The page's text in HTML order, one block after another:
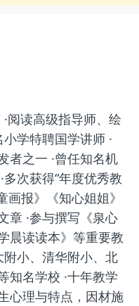
阅读高级指导师、绘
学特聘国学讲师 ·
者之一 ·曾任知名机
次获得“年度优秀教
画报》《知心姐姐》
章 ·参与撰写《泉心
晨读读本》等重要教
附小、清华附小、北
知名学校 ·十年教学
心理与特点，因材施